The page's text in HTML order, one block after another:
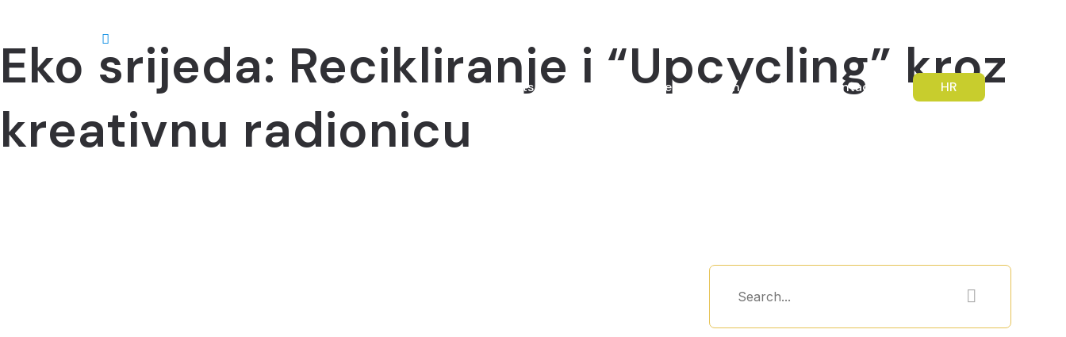
About us News Projects Education centre Youth Mobility Contact HR
Eko srijeda: Recikliranje i “Upcycling” kroz
kreativnu radionicu